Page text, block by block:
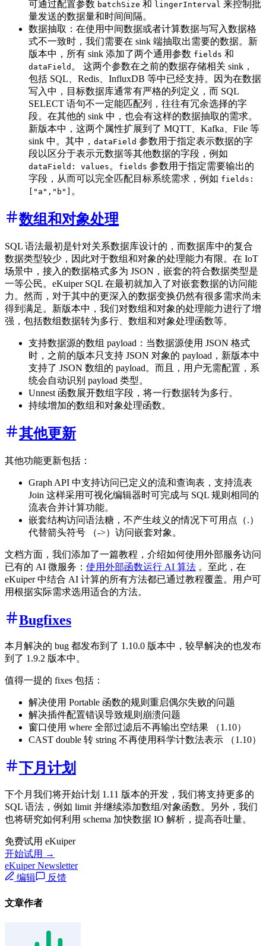
可通过配置参数 batchSize 和 lingerInterval 来控制批
量发送的数据量和时间间隔。
数据抽取：在使用中间数据或者计算数据与写入数据格
式不一致时，我们需要在 sink 端抽取出需要的数据。新
版本中，所有 sink 添加了两个通用参数 fields 和
dataField 。 这两个参数在之前的数据存储相关 sink，
包括 SQL、Redis、InfluxDB 等中已经支持。因为在数据
写入中，目标数据库通常有严格的列定义，而 SQL
SELECT 语句不一定能匹配列，往往有冗余选择的字
段。在其他的 sink 中，也会有这样的数据抽取的需求。
新版本中，这两个属性扩展到了 MQTT、Kafka、File 等
sink 中。其中， dataField 参数用于指定表示数据的字
段以区分于表示元数据等其他数据的字段，例如
dataField: values 。 fields 参数用于指定需要输出的
字段，从而可以完全匹配目标系统需求，例如 fields:
["a","b"]
。
数组和对象处理
SQL 语法最初是针对关系数据库设计的，而数据库中的复合
数据类型较少，因此对于数组和对象的处理能力有限。在 IoT
场景中，接入的数据格式多为 JSON，嵌套的符合数据类型是
一等公民。eKuiper SQL 在最初就加入了对嵌套数据的访问能
力。然而，对于其中的更深入的数据变换仍然有很多需求尚未
得到满足。新版本中，我们对数组和对象的处理能力进行了增
强，包括数组数据转为多行、数组和对象处理函数等。
支持数据源的数组 payload：当数据源使用 JSON 格式
时，之前的版本只支持 JSON 对象的 payload，新版本中
支持了 JSON 数组的 payload。而且，用户无需配置，系
统会自动识别 payload 类型。
Unnest 函数展开数组字段，将一行数据转为多行。
持续增加的数组和对象处理函数。
其他更新
其他功能更新包括：
Graph API 中支持访问已定义的流和查询表，支持流表
Join 这样采用可视化编辑器时可完成与 SQL 规则相同的
流表合并计算功能。
嵌套结构访问语法糖，不产生歧义的情况下可用点（.）
代替箭头符号 （->）访问嵌套对象。
文档方面，我们添加了一篇教程，介绍如何使用外部服务访问
已有的 AI 微服务： 使用外部函数运行 AI 算法 。至此，在
eKuiper 中结合 AI 计算的所有方法都已通过教程覆盖。用户可
用根据实际需求选用适合的方法。
Bugfixes
本月解决的 bug 都发布到了 1.10.0 版本中，较早解决的也发布
到了 1.9.2 版本中。
值得一提的 fixes 包括：
解决使用 Portable 函数的规则重启偶尔失败的问题
解决插件配置错误导致规则崩溃问题
窗口使用 where 全部过滤后不再输出空结果 （1.10）
CAST double 转 string 不再使用科学计数法表示 （1.10）
下月计划
下个月我们将开始计划 1.11 版本的开发，我们将支持更多的
SQL 语法，例如 limit 并继续添加数组/对象函数。另外，我们
也将研究如何利用 schema 加快数据 IO 解析，提高吞吐量。
免费试用 eKuiper
开始试用 →
eKuiper Newsletter
编辑
反馈
文章作者